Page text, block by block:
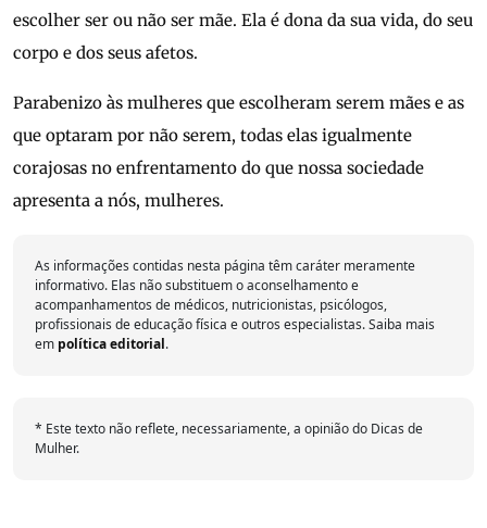
escolher ser ou não ser mãe. Ela é dona da sua vida, do seu
corpo e dos seus afetos.
Parabenizo às mulheres que escolheram serem mães e as
que optaram por não serem, todas elas igualmente
corajosas no enfrentamento do que nossa sociedade
apresenta a nós, mulheres.
As informações contidas nesta página têm caráter meramente
informativo. Elas não substituem o aconselhamento e
acompanhamentos de médicos, nutricionistas, psicólogos,
profissionais de educação física e outros especialistas. Saiba mais
em política editorial.
* Este texto não reflete, necessariamente, a opinião do Dicas de
Mulher.